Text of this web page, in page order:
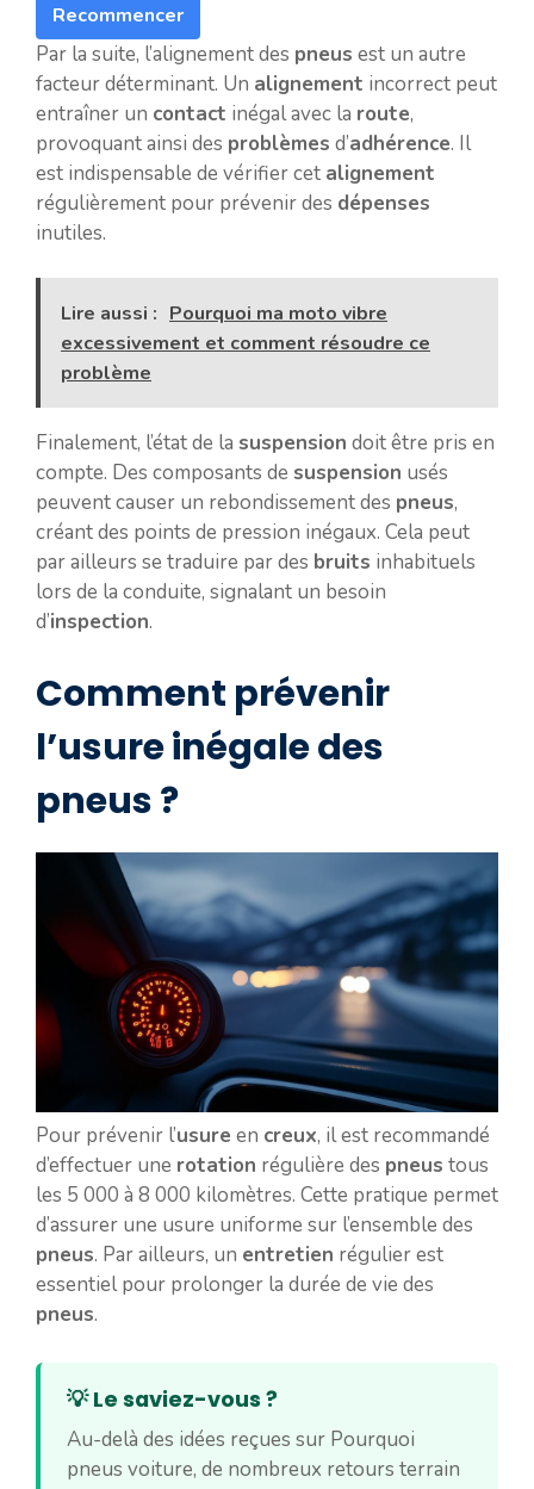
Recommencer
Par la suite, l’alignement des pneus est un autre
facteur déterminant. Un alignement incorrect peut
entraîner un contact inégal avec la route,
provoquant ainsi des problèmes d’adhérence. Il
est indispensable de vérifier cet alignement
régulièrement pour prévenir des dépenses
inutiles.
Lire aussi : Pourquoi ma moto vibre
excessivement et comment résoudre ce
problème
Finalement, l’état de la suspension doit être pris en
compte. Des composants de suspension usés
peuvent causer un rebondissement des pneus,
créant des points de pression inégaux. Cela peut
par ailleurs se traduire par des bruits inhabituels
lors de la conduite, signalant un besoin
d’inspection.
Comment prévenir
l’usure inégale des
pneus ?
Pour prévenir l’usure en creux, il est recommandé
d’effectuer une rotation régulière des pneus tous
les 5 000 à 8 000 kilomètres. Cette pratique permet
d’assurer une usure uniforme sur l’ensemble des
pneus. Par ailleurs, un entretien régulier est
essentiel pour prolonger la durée de vie des
pneus.
💡 Le saviez-vous ?
Au-delà des idées reçues sur Pourquoi
pneus voiture, de nombreux retours terrain